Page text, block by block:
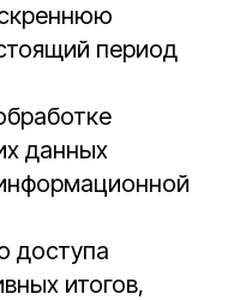
период
данных
доступа
итогов,